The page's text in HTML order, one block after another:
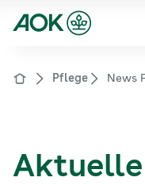
Zum
Zur
Zur Startseite von
Pflege News
Aktuelle